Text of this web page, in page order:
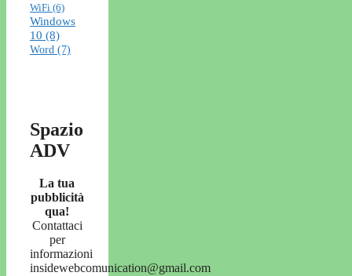
WiFi (6)
Windows
10 (8)
Word (7)
Spazio
ADV
La tua
pubblicità
qua!
Contattaci
per
informazioni
insidewebcomunication@gmail.com